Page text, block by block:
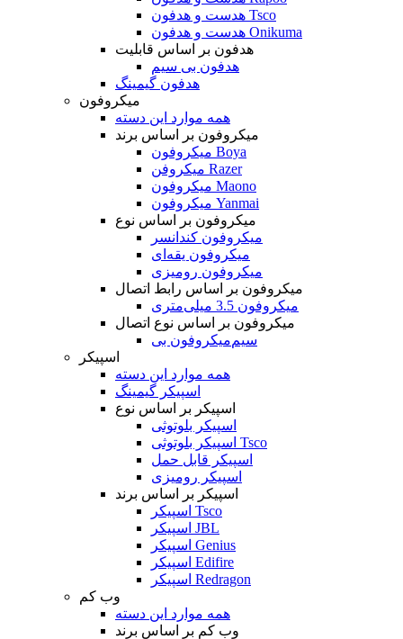
هدست و هدفون Tsco
هدست و هدفون Onikuma
هدفون بر اساس قابلیت
هدفون بی سیم
هدفون گیمینگ
میکروفون
همه موارد این دسته
میکروفون بر اساس برند
میکروفون Boya
میکروفن Razer
میکروفون Maono
میکروفون Yanmai
میکروفون بر اساس نوع
میکروفون کندانسر
میکروفون یقه‌ای
میکروفون رومیزی
میکروفون بر اساس رابط اتصال
میکروفون 3.5 میلی‌متری
میکروفون بر اساس نوع اتصال
میکروفون بی‌‎سیم
اسپیکر
همه موارد این دسته
اسپیکر گیمینگ
اسپیکر بر اساس نوع
اسپیکر بلوتوثی
اسپیکر بلوتوثی Tsco
اسپیکر قابل حمل
اسپیکر رومیزی
اسپیکر بر اساس برند
اسپیکر Tsco
اسپیکر JBL
اسپیکر Genius
اسپیکر Edifire
اسپیکر Redragon
وب کم
همه موارد این دسته
وب کم بر اساس برند